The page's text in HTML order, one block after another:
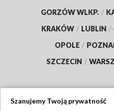
GORZÓW WLKP. /
KRAKÓW / LUBLIN /
OPOLE /
SZCZECIN /
Szanujemy Twoją prywatność